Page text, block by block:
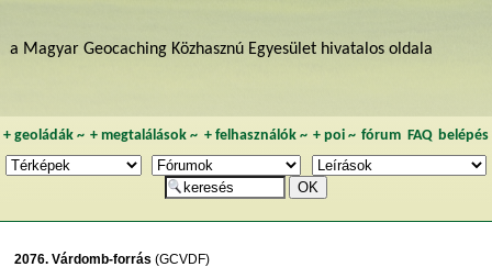
a Magyar Geocaching Közhasznú Egyesület hivatalos oldala
+ geoládák~ +megtalálások ~ + felhasználók~ + poi~ fórum FAQ belépés
2076. Várdomb-forrás (GCVDF)